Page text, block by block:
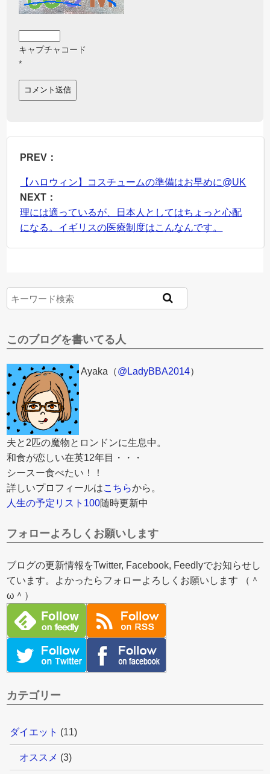
キャプチャコード
*
PREV：
【ハロウィン】コスチュームの準備はお早めに@UK
NEXT：
理には適っているが、日本人としてはちょっと心配
になる。イギリスの医療制度はこんなんです。
このブログを書いてる人
Ayaka（@LadyBBA2014）
夫と2匹の魔物とロンドンに生息中。
和食が恋しい在英12年目・・・
シースー食べたい！！
詳しいプロフィールはこちらから。
人生の予定リスト100随時更新中
フォローよろしくお願いします
ブログの更新情報をTwitter, Facebook, Feedlyでお知らせし
ています。よかったらフォローよろしくお願いします （＾
ω＾）
カテゴリー
ダイエット (11)
オススメ (3)